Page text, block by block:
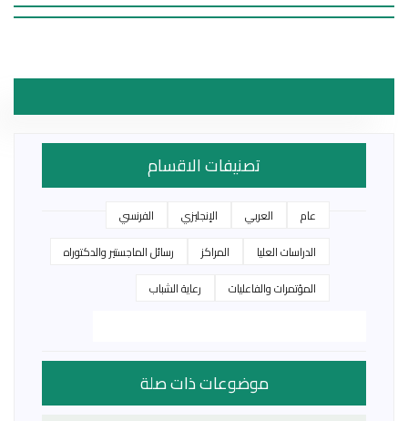
تصنيفات الاقسام
عام العربي الإنجليزي
الفرنسي
الدراسات العليا
المراكز
رسائل الماجستير والدكتوراه
المؤتمرات والفاعليات
رعاية الشباب
موضوعات ذات صلة